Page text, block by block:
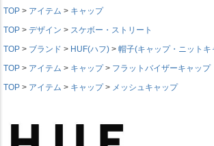
TOP
アイテム
キャップ
TOP
デザイン
スケボー・ストリート
TOP
ブランド HUF(ハフ)
帽子(キャップ・ニットキ
TOP
アイテム キャップ
フラットバイザーキャップ
TOP
アイテム キャップ メッシュキャップ